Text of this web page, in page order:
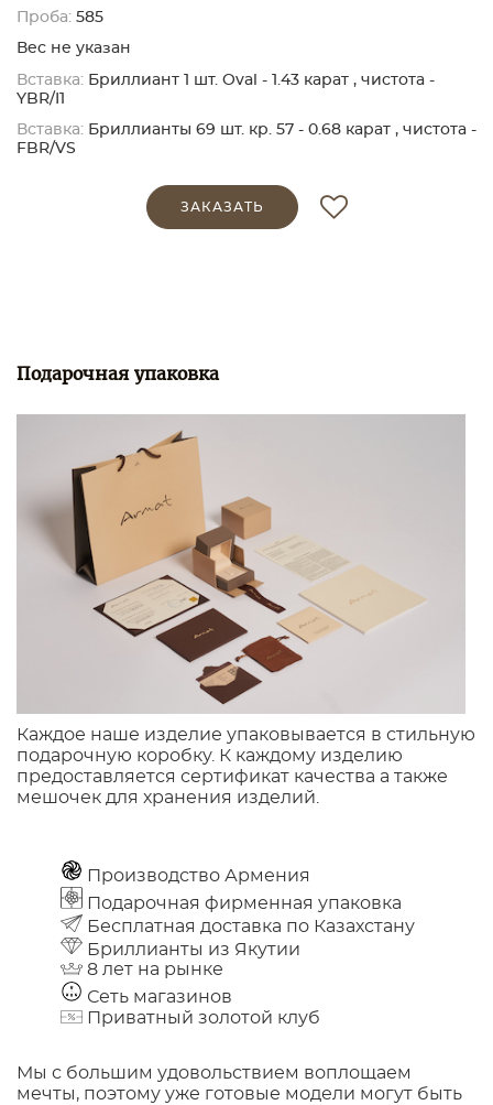
Проба: 585
Вес не указан
Вставка: Бриллиант 1 шт. Oval - 1.43 карат , чистота -
YBR/I1
Вставка: Бриллианты 69 шт. кр. 57 - 0.68 карат , чистота -
FBR/VS
ЗАКАЗАТЬ
Подарочная упаковка
Каждое наше изделие упаковывается в стильную
подарочную коробку. К каждому изделию
предоставляется сертификат качества а также
мешочек для хранения изделий.
Производство Армения
Подарочная фирменная упаковка
Бесплатная доставка по Казахстану
Бриллианты из Якутии
8 лет на рынке
Сеть магазинов
Приватный золотой клуб
Мы с большим удовольствием воплощаем
мечты, поэтому уже готовые модели могут быть